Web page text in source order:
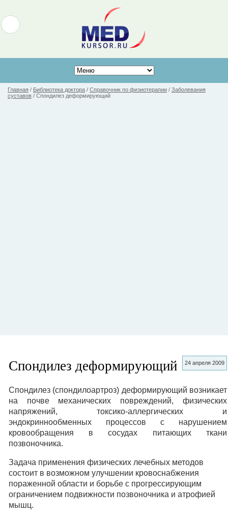
Главная / Библиотека доктора / Справочник по физиотерапии / Заболевания
суставов / Спондилез деформирующий
24 апреля 2009
Спондилез деформирующий
Спондилез (спондилоартроз) деформирующий возникает
на почве механических повреждений, физических
напряжений, токсико-аллергических и
эндокриннообменных процессов с нарушением
кровообращения в сосудах питающих ткани
позвоночника.
Задача применения физических лечебных методов
состоит в возможном улучшении кровоснабжения
пораженной области и борьбе с прогрессирующим
ограничением подвижности позвоночника и атрофией
мышц.